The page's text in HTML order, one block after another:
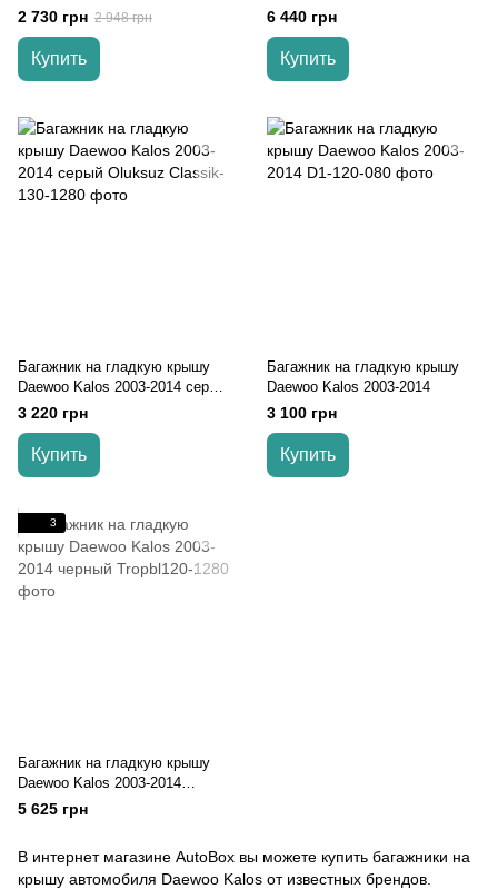
2 730 грн 2 948 грн
Купить
черный
6 440 грн
Купить
Багажник на гладкую крышу
Daewoo Kalos 2003-2014 серый
Oluksuz
3 220 грн
Купить
Багажник на гладкую крышу
Daewoo Kalos 2003-2014
3 100 грн
Купить
3
Багажник на гладкую крышу
Daewoo Kalos 2003-2014
черный
5 625 грн
В интернет магазине AutoBox вы можете купить багажники на
крышу автомобиля Daewoo Kalos от известных брендов.